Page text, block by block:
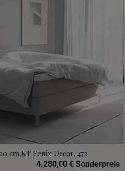
cm,KT Fenix Decor, 472
4.280,00 € Sonderpreis